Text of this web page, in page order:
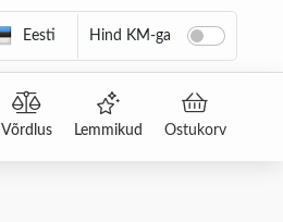
Eesti Hind KM-ga
Võrdlus Lemmikud Ostukorv